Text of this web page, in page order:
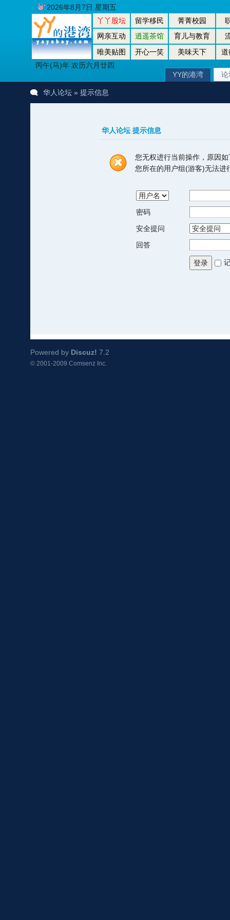
丫丫股坛 留学移民 菁菁校园
网亲互动
逍遥茶馆 育儿与教育
唯美贴图
开心一笑 美味天下
道
丙午(马)年 农历六月廿四
2026年8月7日 星期五
YY的港湾 论
华人论坛» 提示信息
华人论坛 提示信息
您无权进行当前操作，原因如
您所在的用户组(游客)无法进
密码
安全提问
回答
登录
Powered by Discuz! 7.2
© 2001-2009 Comsenz Inc.